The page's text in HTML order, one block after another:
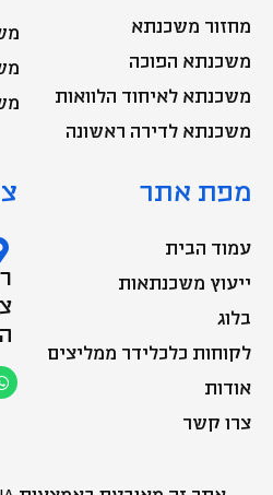
מחזור משכנתא
משכנתא הפוכה
משכנתא לאיחוד הלוואות
משכנתא לדירה ראשונה
מפת אתר
עמוד הבית
ייעוץ משכנתאות
בלוג
לקוחות כלכלידר ממליצים
אודות
צרו קשר